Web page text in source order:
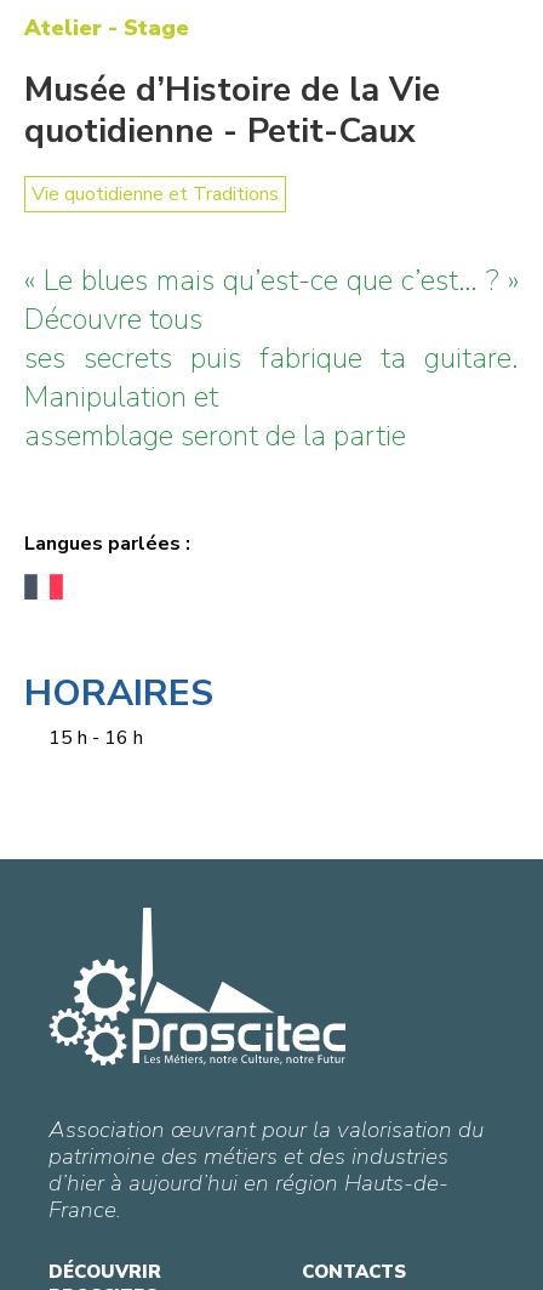
Atelier - Stage
Musée d’Histoire de la Vie
quotidienne - Petit-Caux
Vie quotidienne et Traditions
« Le blues mais qu’est-ce que c’est… ? »
Découvre tous
ses secrets puis fabrique ta guitare.
Manipulation et
assemblage seront de la partie
Langues parlées :
HORAIRES
15 h - 16 h
Association œuvrant pour la valorisation du
patrimoine des métiers et des industries
d’hier à aujourd’hui en région Hauts-de-
France.
DÉCOUVRIR
CONTACTS